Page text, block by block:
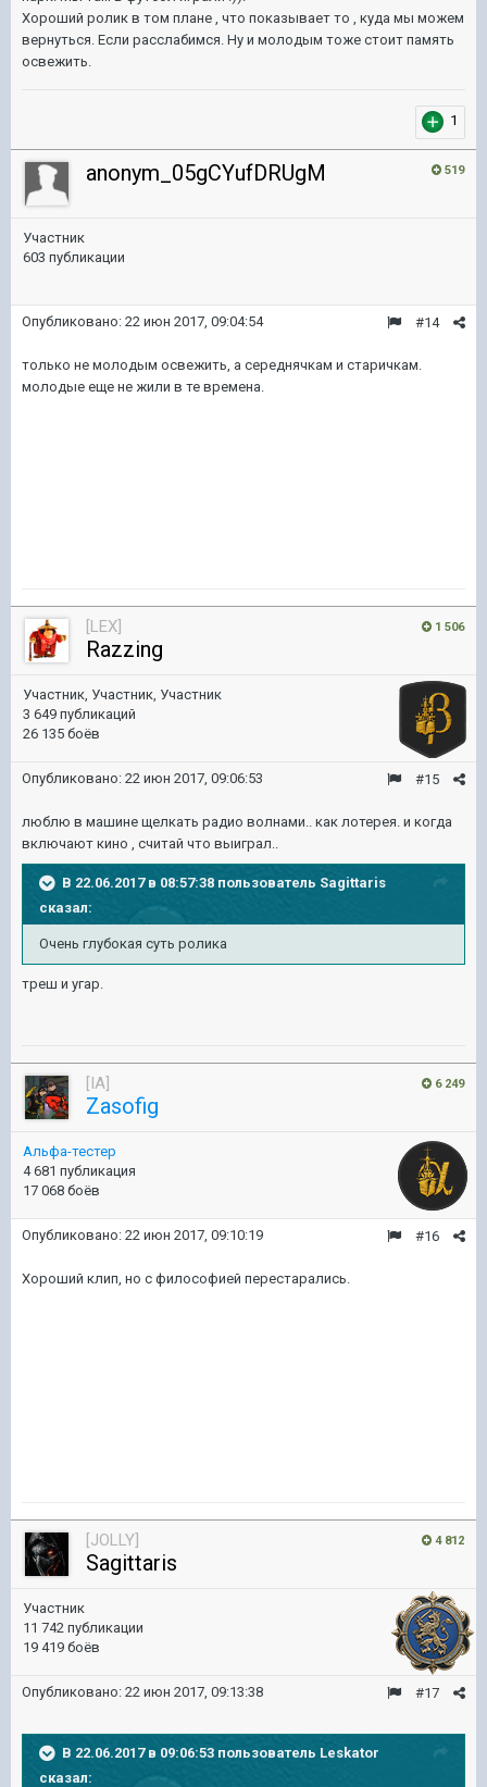
Хороший ролик в том плане , что показывает то , куда мы можем
вернуться. Если расслабимся. Ну и молодым тоже стоит память
освежить.
1
519
anonym_05gCYufDRUgM
Участник
603 публикации
#14
Опубликовано: 22 июн 2017, 09:04:54
только не молодым освежить, а середнячкам и старичкам.
молодые еще не жили в те времена.
1 506
[LEX]
Razzing
Участник, Участник, Участник
3 649 публикаций
26 135 боёв
#15
Опубликовано: 22 июн 2017, 09:06:53
люблю в машине щелкать радио волнами.. как лотерея. и когда
включают кино , считай что выиграл..
В 22.06.2017 в 08:57:38 пользователь Sagittaris
сказал:
Очень глубокая суть ролика
треш и угар.
6 249
[IA]
Zasofig
Альфа-тестер
4 681 публикация
17 068 боёв
#16
Опубликовано: 22 июн 2017, 09:10:19
Хороший клип, но с философией перестарались.
4 812
[JOLLY]
Sagittaris
Участник
11 742 публикации
19 419 боёв
#17
Опубликовано: 22 июн 2017, 09:13:38
В 22.06.2017 в 09:06:53 пользователь Leskator
сказал: